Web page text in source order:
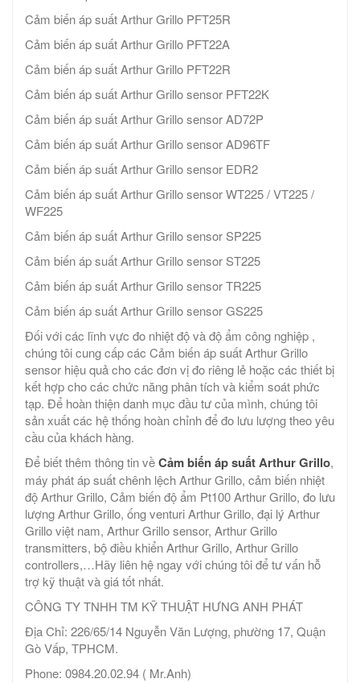
Cảm biến áp suất Arthur Grillo PFT25R
Cảm biến áp suất Arthur Grillo PFT22A
Cảm biến áp suất Arthur Grillo PFT22R
Cảm biến áp suất Arthur Grillo sensor PFT22K
Cảm biến áp suất Arthur Grillo sensor AD72P
Cảm biến áp suất Arthur Grillo sensor AD96TF
Cảm biến áp suất Arthur Grillo sensor EDR2
Cảm biến áp suất Arthur Grillo sensor WT225 / VT225 /
WF225
Cảm biến áp suất Arthur Grillo sensor SP225
Cảm biến áp suất Arthur Grillo sensor ST225
Cảm biến áp suất Arthur Grillo sensor TR225
Cảm biến áp suất Arthur Grillo sensor GS225
Đối với các lĩnh vực đo nhiệt độ và độ ẩm công nghiệp ,
chúng tôi cung cấp các Cảm biến áp suất Arthur Grillo
sensor hiệu quả cho các đơn vị đo riêng lẻ hoặc các thiết bị
kết hợp cho các chức năng phân tích và kiểm soát phức
tạp. Để hoàn thiện danh mục đầu tư của mình, chúng tôi
sản xuất các hệ thống hoàn chỉnh để đo lưu lượng theo yêu
cầu của khách hàng.
Để biết thêm thông tin vềCảm biến áp suất Arthur Grillo,
máy phát áp suất chênh lệch Arthur Grillo, cảm biến nhiệt
độ Arthur Grillo, Cảm biến độ ẩm Pt100 Arthur Grillo, đo lưu
lượng Arthur Grillo, ống venturi Arthur Grillo, đại lý Arthur
Grillo việt nam, Arthur Grillo sensor, Arthur Grillo
transmitters, bộ điều khiển Arthur Grillo, Arthur Grillo
controllers,…Hãy liên hệ ngay với chúng tôi để tư vấn hỗ
trợ kỹ thuật và giá tốt nhất.
CÔNG TY TNHH TM KỸ THUẬT HƯNG ANH PHÁT
Địa Chỉ: 226/65/14 Nguyễn Văn Lượng, phường 17, Quận
Gò Vấp, TPHCM.
Phone: 0984.20.02.94 ( Mr.Anh)